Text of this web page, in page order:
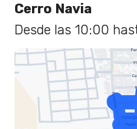
Cerro Navia
Desde las 10:00